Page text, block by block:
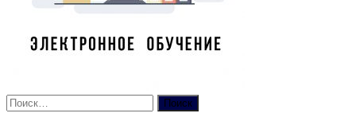
Найти: